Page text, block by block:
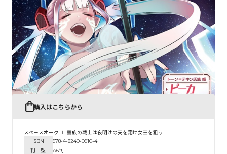
購入はこちらから
スペースオーク １ 蛮族の戦士は夜明けの天を翔け女王を狙う
ISBN
978-4-8240-0910-4
判 型
A6判